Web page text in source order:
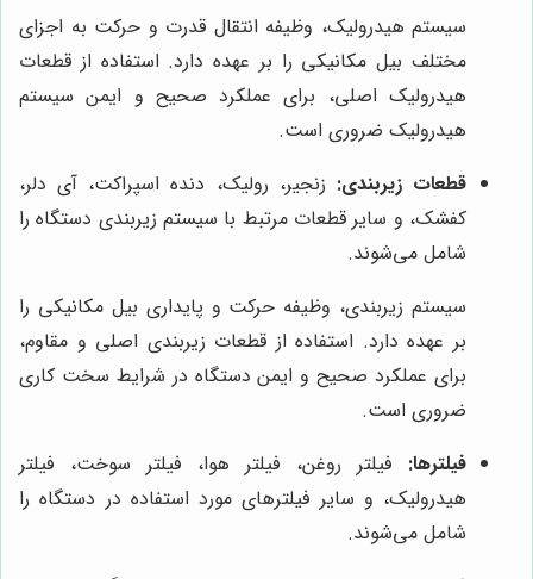
سیستم هیدرولیک، وظیفه انتقال قدرت و حرکت به اجزای
مختلف بیل مکانیکی را بر عهده دارد. استفاده از قطعات
هیدرولیک اصلی، برای عملکرد صحیح و ایمن سیستم
هیدرولیک ضروری است.
قطعات زیربندی: زنجیر، رولیک، دنده اسپراکت، آی دلر،
کفشک، و سایر قطعات مرتبط با سیستم زیربندی دستگاه را
شامل می‌شوند.
سیستم زیربندی، وظیفه حرکت و پایداری بیل مکانیکی را
بر عهده دارد. استفاده از قطعات زیربندی اصلی و مقاوم،
برای عملکرد صحیح و ایمن دستگاه در شرایط سخت کاری
ضروری است.
فیلترها: فیلتر روغن، فیلتر هوا، فیلتر سوخت، فیلتر
هیدرولیک، و سایر فیلترهای مورد استفاده در دستگاه را
شامل می‌شوند.